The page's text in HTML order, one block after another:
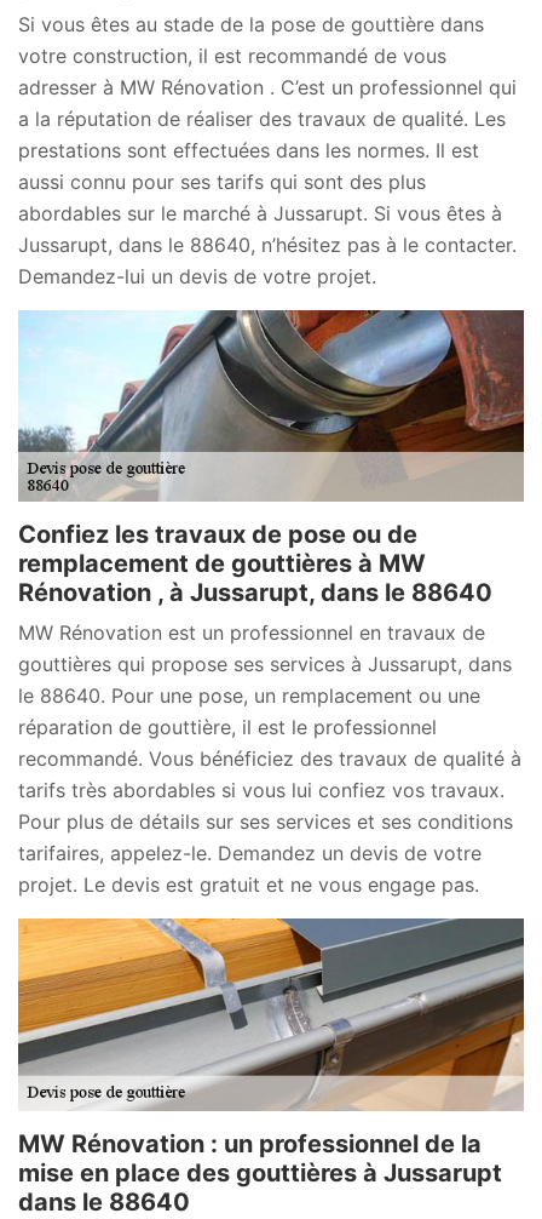
Si vous êtes au stade de la pose de gouttière dans
votre construction, il est recommandé de vous
adresser à MW Rénovation . C’est un professionnel qui
a la réputation de réaliser des travaux de qualité. Les
prestations sont effectuées dans les normes. Il est
aussi connu pour ses tarifs qui sont des plus
abordables sur le marché à Jussarupt. Si vous êtes à
Jussarupt, dans le 88640, n’hésitez pas à le contacter.
Demandez-lui un devis de votre projet.
Confiez les travaux de pose ou de
remplacement de gouttières à MW
Rénovation , à Jussarupt, dans le 88640
MW Rénovation est un professionnel en travaux de
gouttières qui propose ses services à Jussarupt, dans
le 88640. Pour une pose, un remplacement ou une
réparation de gouttière, il est le professionnel
recommandé. Vous bénéficiez des travaux de qualité à
tarifs très abordables si vous lui confiez vos travaux.
Pour plus de détails sur ses services et ses conditions
tarifaires, appelez-le. Demandez un devis de votre
projet. Le devis est gratuit et ne vous engage pas.
MW Rénovation : un professionnel de la
mise en place des gouttières à Jussarupt
dans le 88640